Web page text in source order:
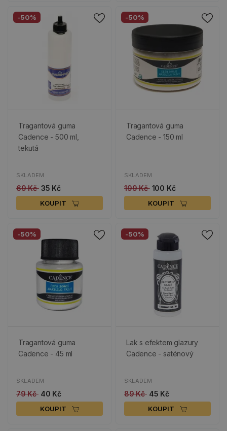
-50%
Tragantová guma
Cadence - 500 ml,
tekutá
SKLADEM
69 Kč 35 Kč
KOUPIT
-50%
Tragantová guma
Cadence - 150 ml
SKLADEM
199 Kč 100 Kč
KOUPIT
-50%
Tragantová guma
Cadence - 45 ml
SKLADEM
79 Kč 40 Kč
KOUPIT
-50%
Lak s efektem glazury
Cadence - saténový
SKLADEM
89 Kč 45 Kč
KOUPIT